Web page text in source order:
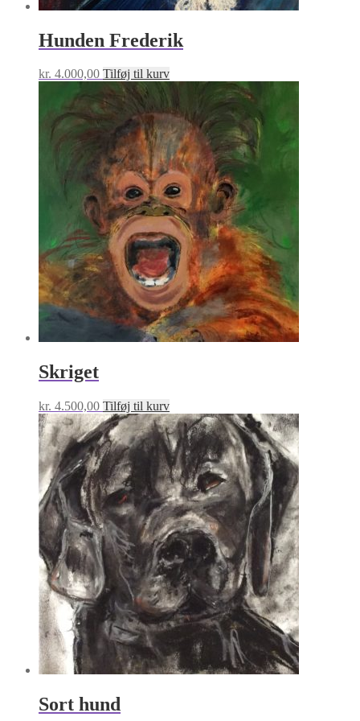
Hunden Frederik
kr. 4.000,00 Tilføj til kurv
Skriget
kr. 4.500,00 Tilføj til kurv
Sort hund